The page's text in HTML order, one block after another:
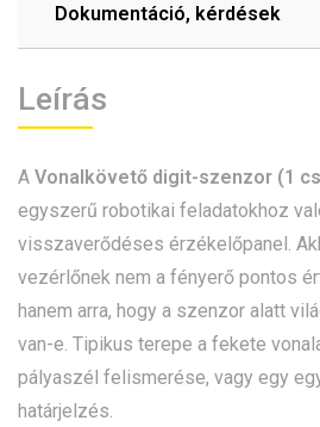
Dokumentáció, kérdések
Leírás
A Vonalkövető digit-szenzor (1
egyszerű robotikai feladatokhoz
visszaverődéses érzékelőpanel.
vezérlőnek nem a fényerő pontos
hanem arra, hogy a szenzor alatt
van-e. Tipikus terepe a fekete
pályaszél felismerése, vagy egy
határjelzés.